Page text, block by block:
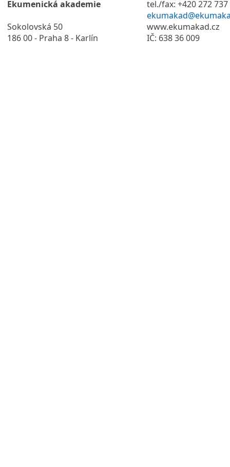
Ekumenická akademie
Sokolovská 50
186 00 - Praha 8 - Karlín
tel./fax: +420 272 737
www.ekumakad.cz
IČ: 638 36 009